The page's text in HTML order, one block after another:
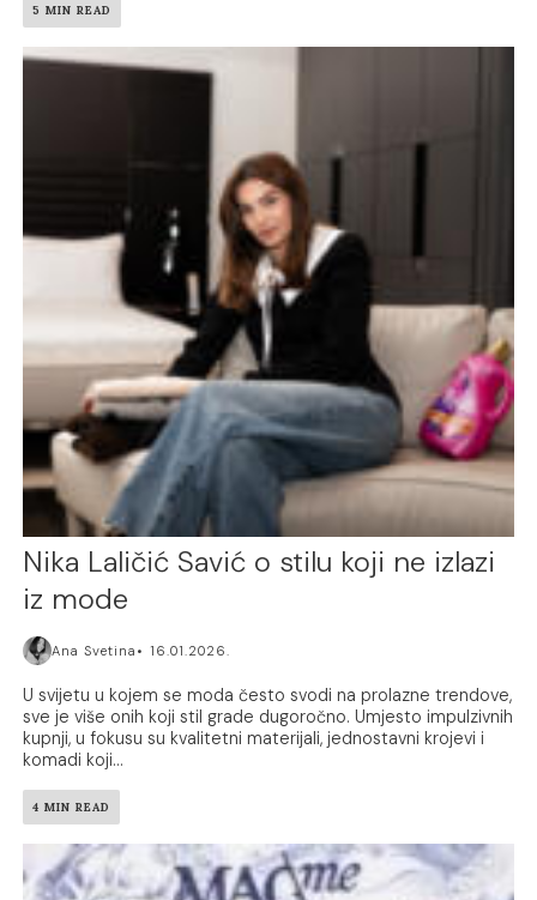
5 MIN READ
Nika Laličić Savić o stilu koji ne izlazi
iz mode
Ana Svetina 16.01.2026.
U svijetu u kojem se moda često svodi na prolazne trendove,
sve je više onih koji stil grade dugoročno. Umjesto impulzivnih
kupnji, u fokusu su kvalitetni materijali, jednostavni krojevi i
komadi koji...
4 MIN READ